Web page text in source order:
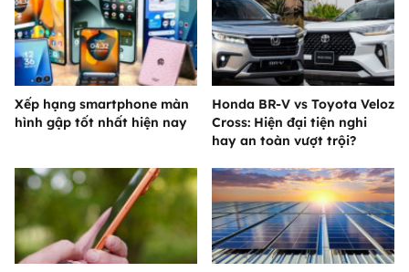
Xếp hạng smartphone màn
hình gập tốt nhất hiện nay
Honda BR-V vs Toyota Veloz
Cross: Hiện đại tiện nghi
hay an toàn vượt trội?